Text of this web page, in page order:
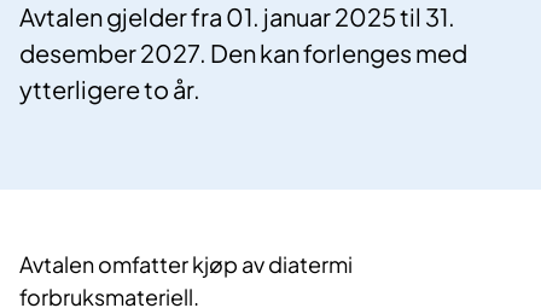
Avtalen gjelder fra 01. januar 2025 til 31.
desember 2027. Den kan forlenges med
ytterligere to år.
Avtalen omfatter kjøp av diatermi
forbruksmateriell.